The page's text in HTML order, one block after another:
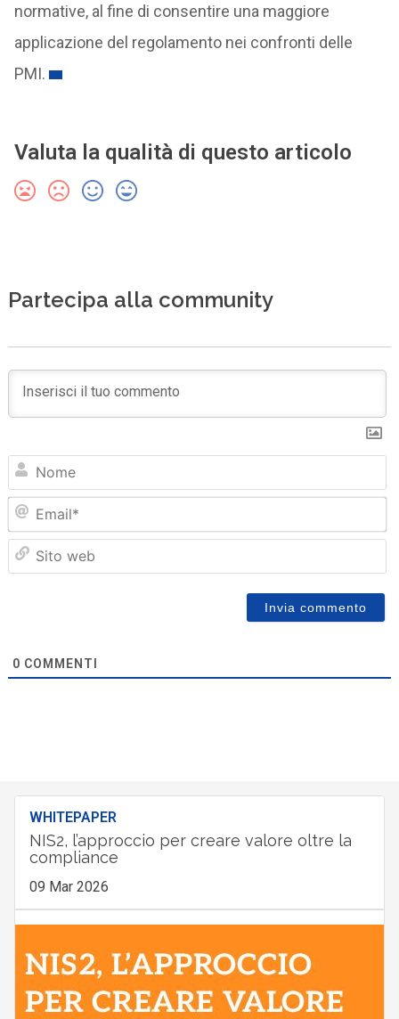
normative, al fine di consentire una maggiore
applicazione del regolamento nei confronti delle
PMI.
Valuta la qualità di questo articolo
Partecipa alla community
0 COMMENTI
WHITEPAPER
NIS2, l’approccio per creare valore oltre la
compliance
09 Mar 2026